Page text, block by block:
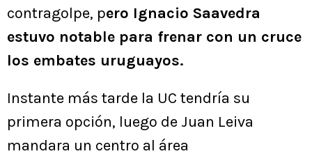
contragolpe, pero Ignacio Saavedra
estuvo notable para frenar con un cruce
los embates uruguayos.
Instante más tarde la UC tendría su
primera opción, luego de Juan Leiva
mandara un centro al área